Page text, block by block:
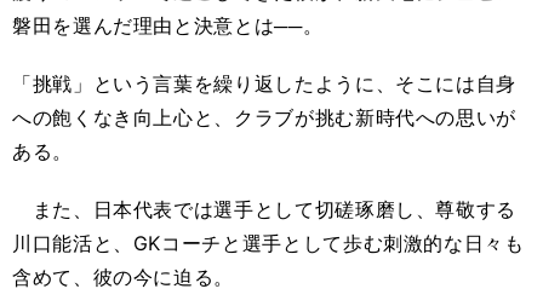
磐田を選んだ理由と決意とは──。
「挑戦」という言葉を繰り返したように、そこには自身
への飽くなき向上心と、クラブが挑む新時代への思いが
ある。
また、日本代表では選手として切磋琢磨し、尊敬する
川口能活と、GKコーチと選手として歩む刺激的な日々も
含めて、彼の今に迫る。